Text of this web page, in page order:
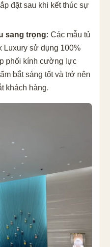
đặt sau khi kết thúc sự
sang trọng: Các mẫu tủ
Luxury sử dụng 100%
phối kính cường lực
bắt sáng tốt và trở nên
khách hàng.